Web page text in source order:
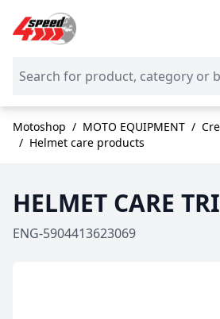
Skip to Content
Motoshop / MOTO EQUIPMENT /
/ Helmet care products
HELMET CARE
ENG-5904413623069